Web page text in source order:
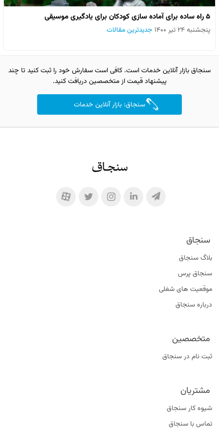
۵ راه ساده برای آماده سازی کودکان برای یادگیری موسیقی
پنجشنبه ۲۴ تیر ۱۴۰۰ جدیدترین مقالات
سنجاق بازار آنلاین خدمات است. کافی است سفارش خود را ثبت کنید تا چند
پیشنهاد قیمت از متخصصین دریافت کنید.
سنجاق: بازار آنلاین خدمات
سنجاق
بلاگ سنجاق
سنجاق پرس
موقعیت‌ های شغلی
درباره سنجاق
متخصصین
ثبت نام در سنجاق
مشتریان
شیوه کار سنجاق
تماس با سنجاق